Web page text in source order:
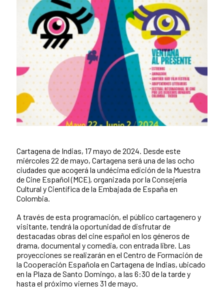
Contenido de la noticia
Cartagena de Indias, 17 mayo de 2024. Desde este
miércoles 22 de mayo, Cartagena será una de las ocho
ciudades que acogerá la undécima edición de la Muestra
de Cine Español (MCE), organizada por la Consejería
Cultural y Científica de la Embajada de España en
Colombia.
A través de esta programación, el público cartagenero y
visitante, tendrá la oportunidad de disfrutar de
destacadas obras del cine español en los géneros de
drama, documental y comedia, con entrada libre. Las
proyecciones se realizarán en el Centro de Formación de
la Cooperación Española en Cartagena de Indias, ubicado
en la Plaza de Santo Domingo, a las 6:30 de la tarde y
hasta el próximo viernes 31 de mayo.